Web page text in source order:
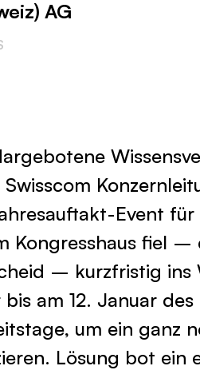
AG
Event für
Kongresshaus fiel –
– kurzfristig ins
bis am 12. Januar
um ein ganz
Lösung bot ein